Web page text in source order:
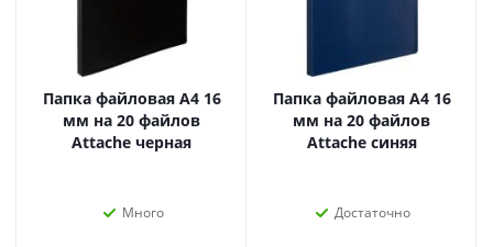
Папка файловая А4 16
мм на 20 файлов
Attache черная
Много
Папка файловая А4 16
мм на 20 файлов
Attache синяя
Достаточно